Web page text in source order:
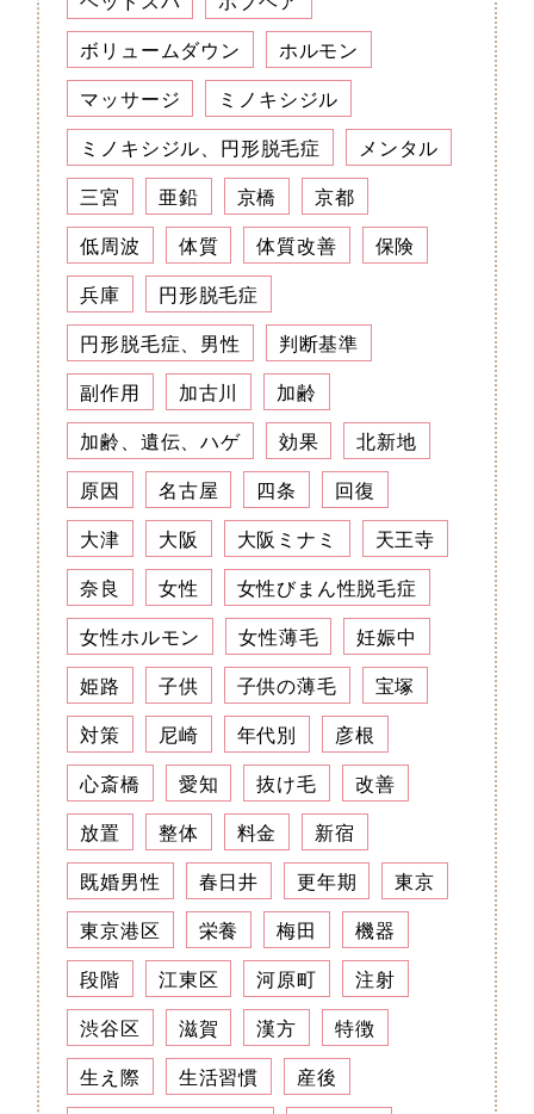
ボリュームダウン
ホルモン
マッサージ
ミノキシジル
ミノキシジル、円形脱毛症
メンタル
三宮
亜鉛 京橋
京都
低周波
体質 体質改善
保険
兵庫
円形脱毛症
円形脱毛症、男性
判断基準
副作用
加古川
加齢
加齢、遺伝、ハゲ
効果
北新地
原因
名古屋 四条
回復
大津
大阪 大阪ミナミ
天王寺
奈良
女性
女性びまん性脱毛症
女性ホルモン
女性薄毛
妊娠中
姫路
子供 子供の薄毛
宝塚
対策
尼崎 年代別
彦根
心斎橋
愛知 抜け毛
改善
放置
整体 料金
新宿
既婚男性
春日井 更年期
東京
東京港区
栄養 梅田
機器
段階
江東区 河原町
注射
渋谷区
滋賀 漢方
特徴
生え際
生活習慣
産後